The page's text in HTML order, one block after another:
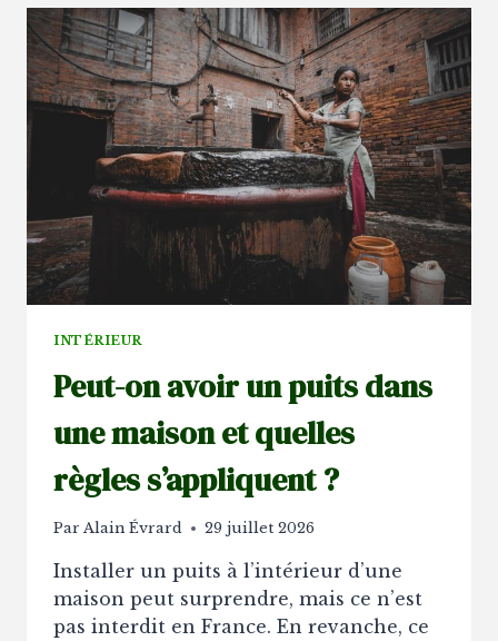
SANS
FIL
PERFORMANTE
CHEZ
SOI
?
INTÉRIEUR
Peut-on avoir un puits dans
une maison et quelles
règles s’appliquent ?
Par Alain Évrard 29 juillet 2026
Installer un puits à l’intérieur d’une
maison peut surprendre, mais ce n’est
pas interdit en France. En revanche, ce